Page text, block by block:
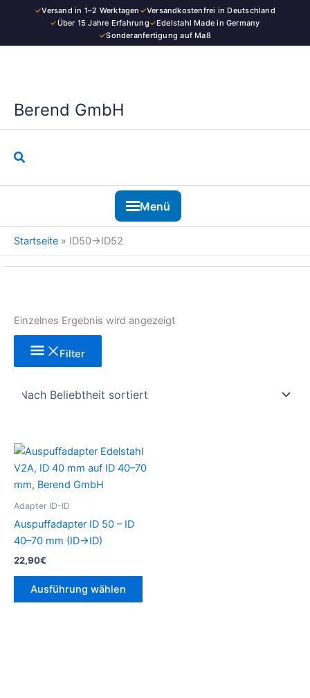
✓Versand in 1–2 Werktagen ✓Versandkostenfrei in Deutschland
✓Über 15 Jahre Erfahrung✓Edelstahl Made in Germany
✓Sonderanfertigung auf Maß
Berend GmbH
Suchen
Menü
Startseite » ID50→ID52
Einzelnes Ergebnis wird angezeigt
Filter
Adapter ID-ID
Auspuffadapter ID 50 – ID
40–70 mm (ID→ID)
22,90€
Ausführung wählen
Dieses
Produkt
auf
Kategorie